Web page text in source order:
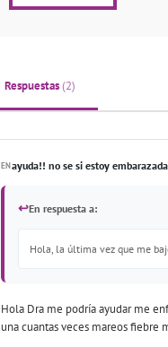
Respuestas(2)
ENayuda!! no se si estoy embarazada
↩En respuesta a:
Hola, la última vez que me
Hola Dra me podría ayudar me
una cuantas veces mareos fiebre